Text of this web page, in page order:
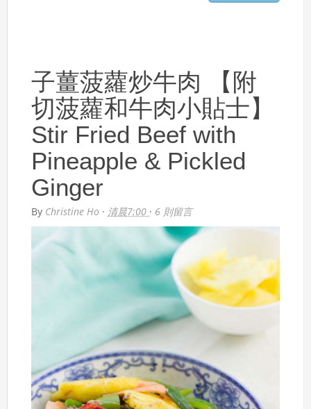
子薑菠蘿炒牛肉 【附
切菠蘿和牛肉小貼士】
Stir Fried Beef with
Pineapple & Pickled
Ginger
By Christine Ho · 清晨7:00 · 6 則留言